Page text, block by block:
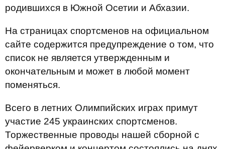
родившихся в Южной Осетии и Абхазии.
На страницах спортсменов на официальном
сайте содержится предупреждение о том, что
список не является утвержденным и
окончательным и может в любой момент
поменяться.
Всего в летних Олимпийских играх примут
участие 245 украинских спортсменов.
Торжественные проводы нашей сборной с